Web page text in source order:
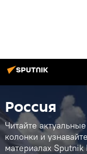
Россия
Читайте
колонки и
материалах